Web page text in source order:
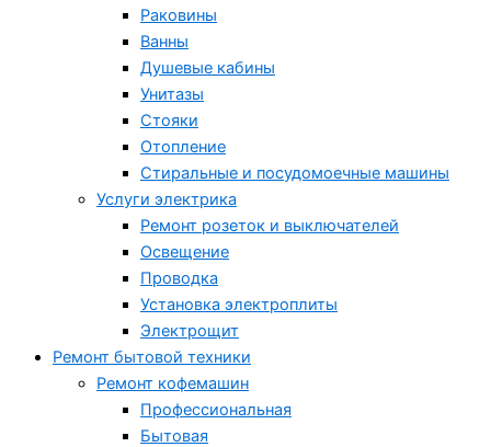
Раковины
Ванны
Душевые кабины
Унитазы
Стояки
Отопление
Стиральные и посудомоечные машины
Услуги электрика
Ремонт розеток и выключателей
Освещение
Проводка
Установка электроплиты
Электрощит
Ремонт бытовой техники
Ремонт кофемашин
Профессиональная
Бытовая